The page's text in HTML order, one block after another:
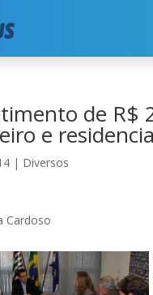
Investimento de
de R$
e
| Diversos
Cardoso